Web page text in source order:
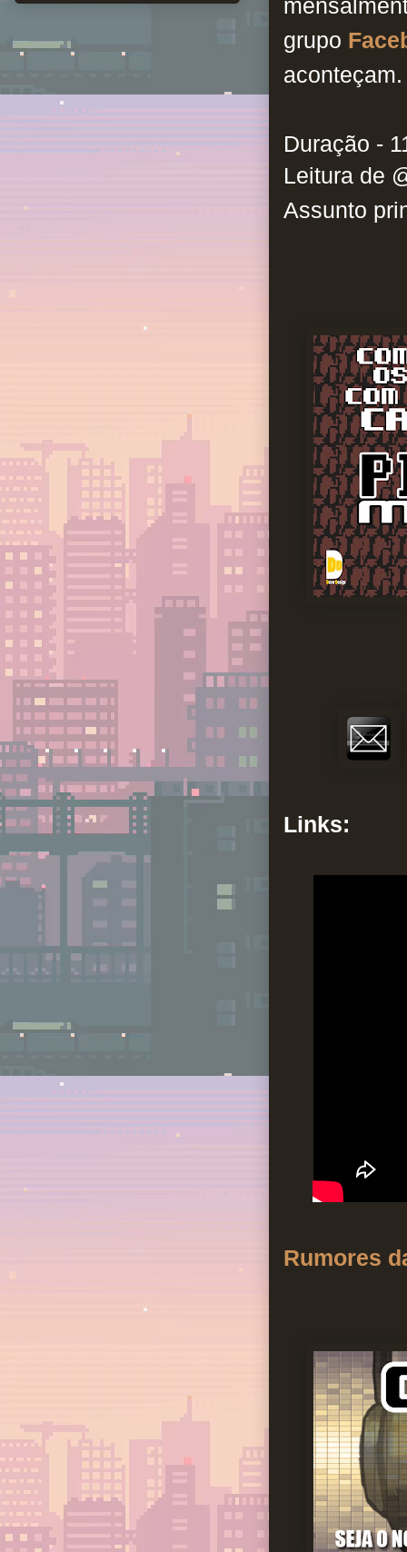
grupo
aconteçam.
Duração -
Leitura de
Assunto
Links:
Rumores